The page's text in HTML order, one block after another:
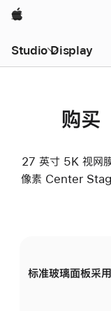
Apple
Studio Display
购
27 英寸 5K 视网
像素 Center
标准玻璃面板采